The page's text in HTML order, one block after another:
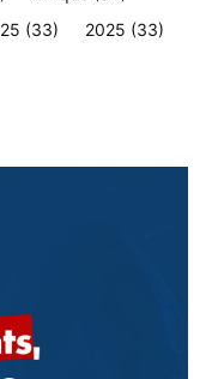
(33) 2025 (33)